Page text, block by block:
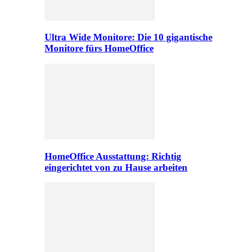
Ultra Wide Monitore: Die 10 gigantische
Monitore fürs HomeOffice
HomeOffice Ausstattung: Richtig
eingerichtet von zu Hause arbeiten